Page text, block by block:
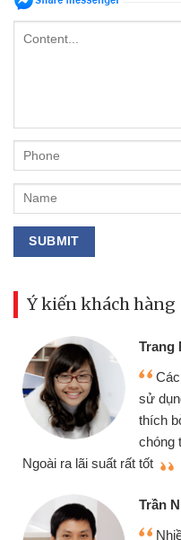
Ý kiến khách hàng
Đoàn
chiếc
gói
cần
thiệu cho bạn bè biết
Cấn